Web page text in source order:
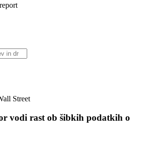
Street
vodi rast ob šibkih podatkih o